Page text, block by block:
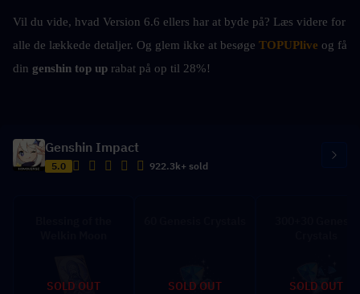
Vil du vide, hvad Version 6.6 ellers har at byde på? Læs videre for
alle de lækkede detaljer. Og glem ikke at besøge TOPUPlive og få
din genshin top up rabat på op til 28%!
Genshin Impact
5.0 922.3k+ sold
SOLD OUT SOLD OUT SOLD OUT